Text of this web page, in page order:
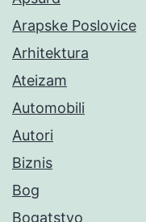
Arapske Poslovice
Arhitektura
Ateizam
Automobili
Autori
Biznis
Bog
Bogatstvo